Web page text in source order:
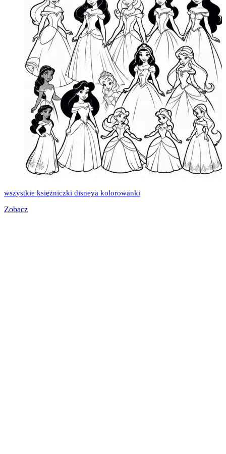
wszystkie księżniczki disneya kolorowanki
Zobacz